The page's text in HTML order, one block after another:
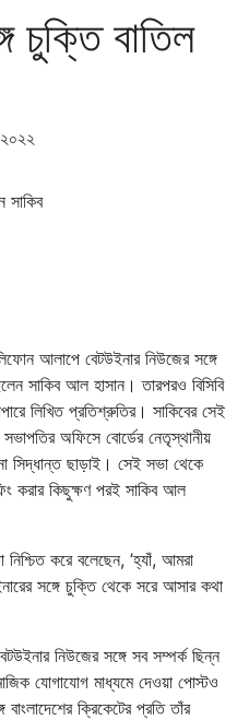
চুক্তি বাতিল
আলাপে বেটউইনার নিউজের সঙ্গে
সাকিব আল হাসান। তারপরও বিসিবি
লিখিত প্রতিশ্রুতির। সাকিবের সেই
অফিসে বোর্ডের নেতৃস্থানীয়
সিদ্ধান্ত ছাড়াই। সেই সভা থেকে
করার কিছুক্ষণ পরই সাকিব আল
নিশ্চিত করে বলেছেন, ’হ্যাঁ, আমরা
সঙ্গে চুক্তি থেকে সরে আসার কথা
নিউজের সঙ্গে সব সম্পর্ক ছিন্ন
যোগাযোগ মাধ্যমে দেওয়া পোস্টও
ক্রিকেটের প্রতি তাঁর